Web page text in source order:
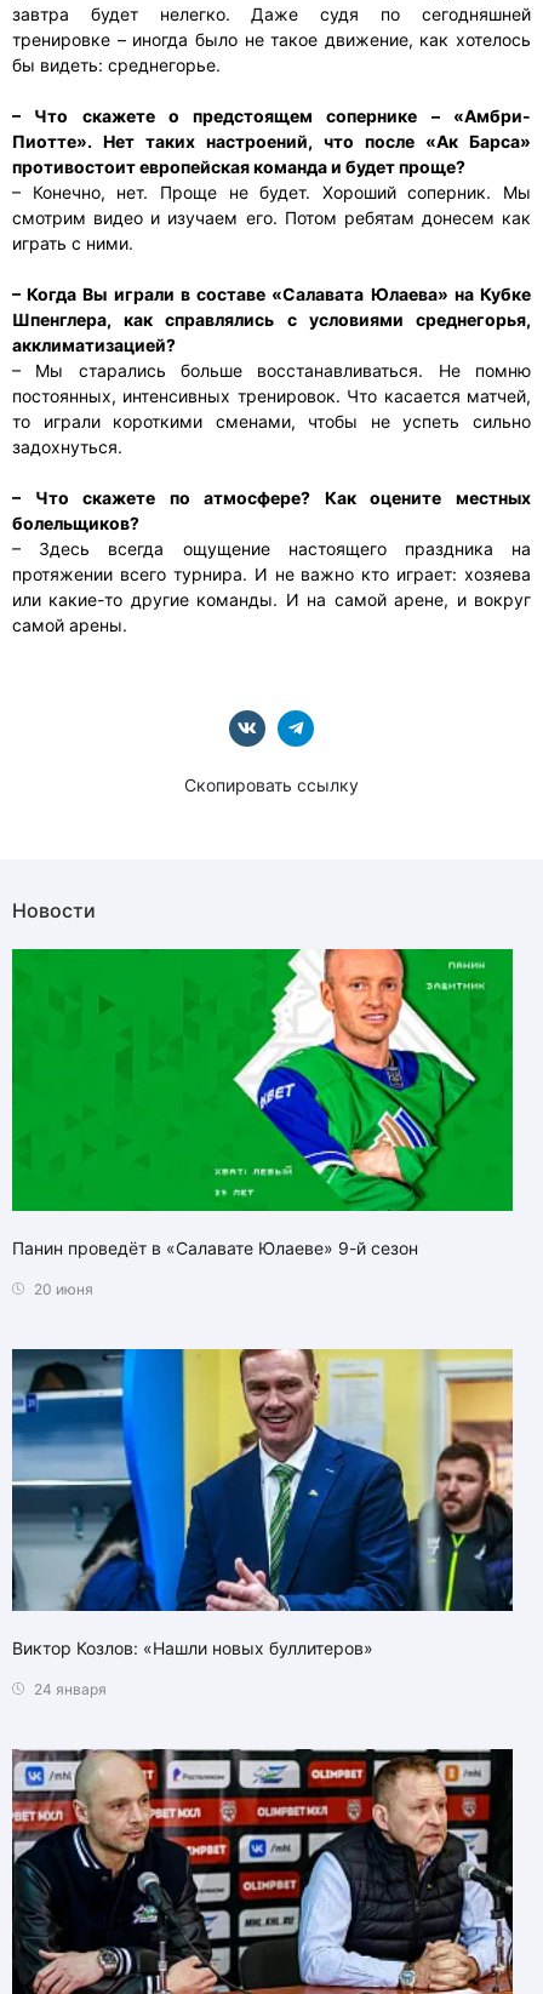
завтра будет нелегко. Даже судя по сегодняшней
тренировке – иногда было не такое движение, как хотелось
бы видеть: среднегорье.
– Что скажете о предстоящем сопернике – «Амбри-
Пиотте». Нет таких настроений, что после «Ак Барса»
противостоит европейская команда и будет проще?
– Конечно, нет. Проще не будет. Хороший соперник. Мы
смотрим видео и изучаем его. Потом ребятам донесем как
играть с ними.
– Когда Вы играли в составе «Салавата Юлаева» на Кубке
Шпенглера, как справлялись с условиями среднегорья,
акклиматизацией?
– Мы старались больше восстанавливаться. Не помню
постоянных, интенсивных тренировок. Что касается матчей,
то играли короткими сменами, чтобы не успеть сильно
задохнуться.
– Что скажете по атмосфере? Как оцените местных
болельщиков?
– Здесь всегда ощущение настоящего праздника на
протяжении всего турнира. И не важно кто играет: хозяева
или какие-то другие команды. И на самой арене, и вокруг
самой арены.
Скопировать ссылку
Новости
Панин проведёт в «Салавате Юлаеве» 9-й сезон
20 июня
Виктор Козлов: «Нашли новых буллитеров»
24 января